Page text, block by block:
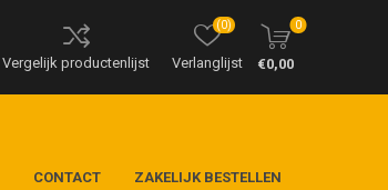
Vergelijk productenlijst Verlanglijst
(0) 0
€0,00
CONTACT ZAKELIJK BESTELLEN